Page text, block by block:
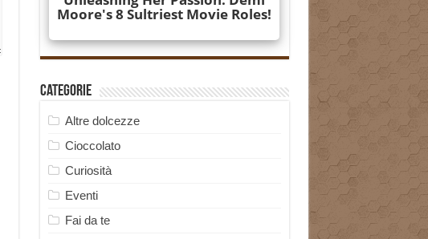
Categorie
Altre dolcezze
Cioccolato
Curiosità
Eventi
Fai da te